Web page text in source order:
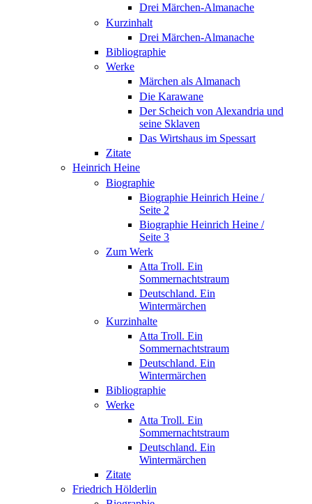
Drei Märchen-Almanache
Kurzinhalt
Drei Märchen-Almanache
Bibliographie
Werke
Märchen als Almanach
Die Karawane
Der Scheich von Alexandria und
seine Sklaven
Das Wirtshaus im Spessart
Zitate
Heinrich Heine
Biographie
Biographie Heinrich Heine /
Seite 2
Biographie Heinrich Heine /
Seite 3
Zum Werk
Atta Troll. Ein
Sommernachtstraum
Deutschland. Ein
Wintermärchen
Kurzinhalte
Atta Troll. Ein
Sommernachtstraum
Deutschland. Ein
Wintermärchen
Bibliographie
Werke
Atta Troll. Ein
Sommernachtstraum
Deutschland. Ein
Wintermärchen
Zitate
Friedrich Hölderlin